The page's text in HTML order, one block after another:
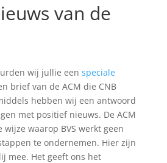
van de
wij jullie een speciale
brief van de ACM die CNB
hebben wij een antwoord
met positief nieuws. De ACM
waarop BVS werkt geen
te ondernemen. Hier zijn
mee. Het geeft ons het